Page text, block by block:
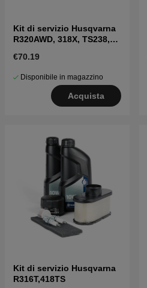
Kit di servizio Husqvarna
R320AWD, 318X, TS238,
€70.19
Disponibile in magazzino
Acquista
Kit di servizio Husqvarna
R316T,418TS